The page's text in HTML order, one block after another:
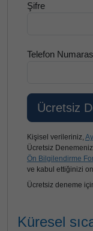
Şifre
Telefon
Kişisel verileriniz,
Ücretsiz
Ön Bilgilendirme
ve kabul ettiğinizi
Ücretsiz deneme
Küresel